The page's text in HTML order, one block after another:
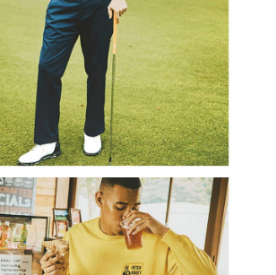
事宜，請瀏覽以下網址：
事先徵得法定代理人或監護人之同意方可使用
若未經同意申辦者引起之損失，本公司不負相關責
後付」時，將依據個別帳號之用戶狀況，依本公司即
額度；若仍有額度不足之情形，本公司將視審查結果
。
帳號或使用他人資訊註冊。若發現惡意使用之情形，
將有權停止該用戶之使用額度並採取法律行動。